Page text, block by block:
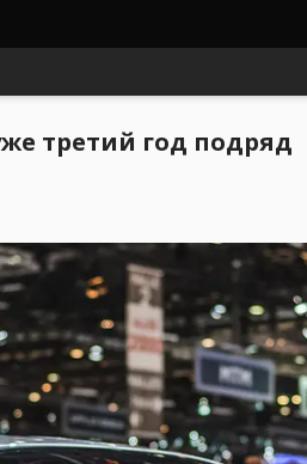
третий год подряд